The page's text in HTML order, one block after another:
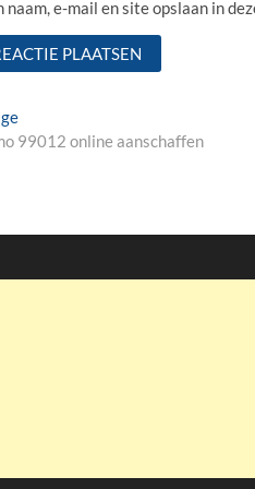
naam, e-mail en site opslaan in
Vorige
bericht:
99012 online aanschaffen